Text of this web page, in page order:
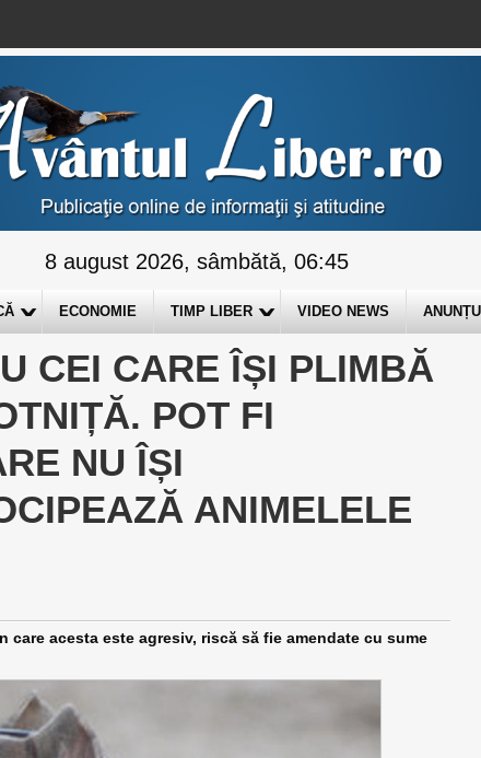
8 august 2026, sâmbătă, 06:45
ECONOMIE TIMP LIBER VIDEO NEWS
CEI CARE ÎȘI PLIMBĂ
POT FI
NU ÎȘI
ANIMELELE
acesta este agresiv, riscă să fie amendate cu sume